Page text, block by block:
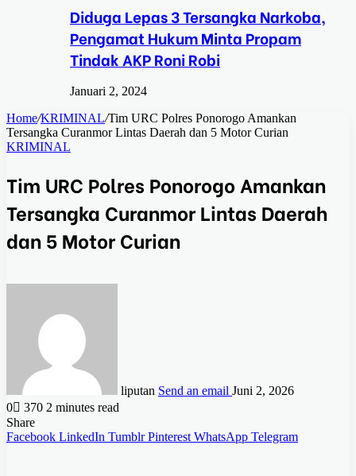
Diduga Lepas 3 Tersangka Narkoba,
Pengamat Hukum Minta Propam
Tindak AKP Roni Robi
Januari 2, 2024
Home/KRIMINAL/Tim URC Polres Ponorogo Amankan
Tersangka Curanmor Lintas Daerah dan 5 Motor Curian
KRIMINAL
Tim URC Polres Ponorogo Amankan
Tersangka Curanmor Lintas Daerah
dan 5 Motor Curian
liputan Send an email Juni 2, 2026
0
370 2 minutes read
Share
Facebook LinkedIn Tumblr Pinterest WhatsApp Telegram